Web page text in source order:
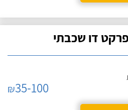
דו שכבתי
₪35-100